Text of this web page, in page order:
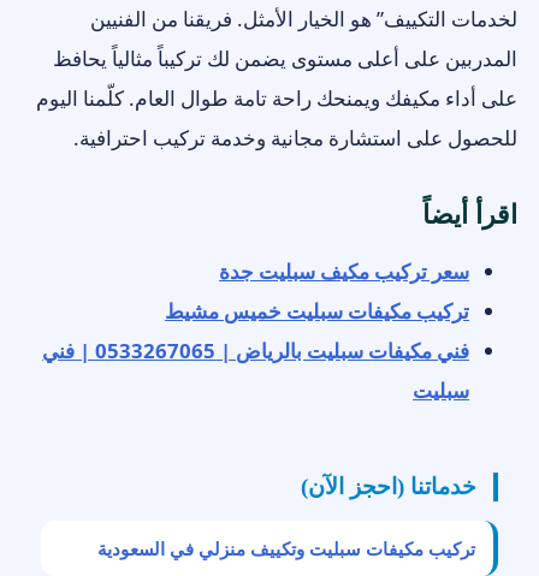
لخدمات التكييف” هو الخيار الأمثل. فريقنا من الفنيين
المدربين على أعلى مستوى يضمن لك تركيباً مثالياً يحافظ
على أداء مكيفك ويمنحك راحة تامة طوال العام. كلّمنا اليوم
للحصول على استشارة مجانية وخدمة تركيب احترافية.
اقرأ أيضاً
سعر تركيب مكيف سبليت جدة
تركيب مكيفات سبليت خميس مشيط
فني مكيفات سبليت بالرياض | 0533267065 | فني
سبليت
خدماتنا (احجز الآن)
تركيب مكيفات سبليت وتكييف منزلي في السعودية